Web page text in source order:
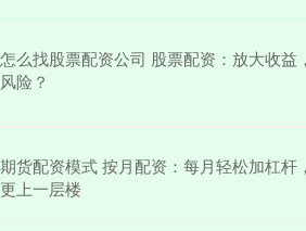
怎么找股票配资公司 股票配资：放大收益
风险？
期货配资模式 按月配资：每月轻松加杠杆
更上一层楼